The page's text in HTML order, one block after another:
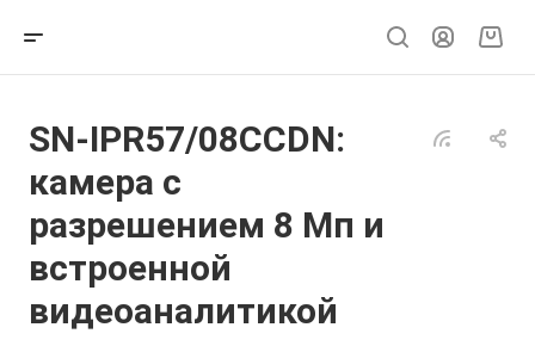
SN-IPR57/08CCDN:
камера с
разрешением 8 Мп и
встроенной
видеоаналитикой